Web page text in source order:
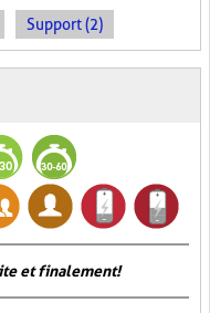
Support (2)
et finalement!